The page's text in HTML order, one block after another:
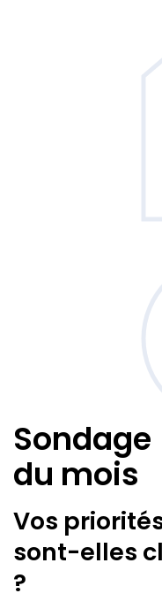
Sondage
du mois
Vos
sont-elles
?